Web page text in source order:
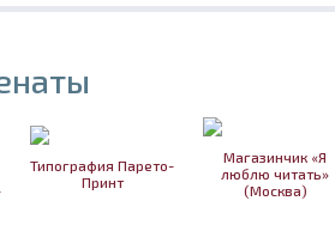
Типография Парето-
Принт
Магазинчик «Я
люблю читать»
(Москва)